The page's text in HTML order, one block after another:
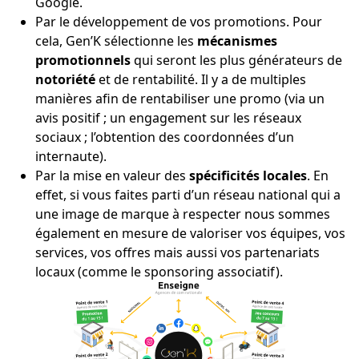
Par le développement de vos promotions. Pour
cela, Gen’K sélectionne les mécanismes
promotionnelsqui seront les plus générateurs de
notoriétéet de rentabilité. Il y a de multiples
manières afin de rentabiliser une promo (via un
avis positif ; un engagement sur les réseaux
sociaux ; l’obtention des coordonnées d’un
internaute).
Par la mise en valeur des spécificités locales. En
effet, si vous faites parti d’un réseau national qui a
une image de marque à respecter nous sommes
également en mesure de valoriser vos équipes, vos
services, vos offres mais aussi vos partenariats
locaux (comme le sponsoring associatif).